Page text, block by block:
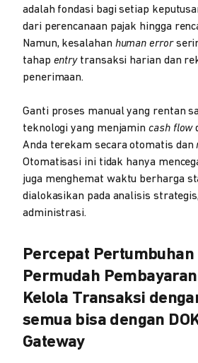
adalah fondasi bagi setiap
dari perencanaan pajak hingga
Namun, kesalahan human error
tahap entrytransaksi harian dan
penerimaan.
Ganti proses manual yang rentan
teknologi yang menjamincash flow
Anda terekam secara otomatis dan
Otomatisasi ini tidak hanya
juga menghemat waktu berharga
dialokasikan pada analisis
administrasi.
Percepat Pertumbuhan
Permudah
Kelola Transaksi
semua bisa dengan
Gateway